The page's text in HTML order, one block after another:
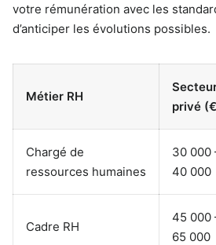
votre rémunération avec les
d’anticiper les évolutions possibles.
Métier RH
privé
Chargé de
ressources humaines
30 000
40 000
Cadre RH
45 000
65 000